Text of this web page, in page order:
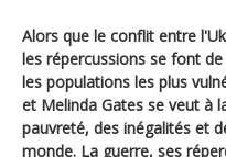
Alors que le conflit entre
les répercussions se font
les populations les plus
et Melinda Gates se veut à
pauvreté, des inégalités et
monde. La guerre, ses